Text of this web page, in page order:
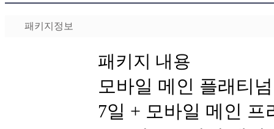
패키지정보
패키지 내용
모바일 메인 플래티
7일 + 모바일 메인